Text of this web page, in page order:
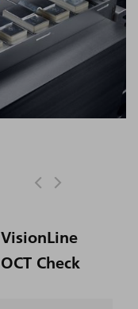
VisionLine
OCT Check